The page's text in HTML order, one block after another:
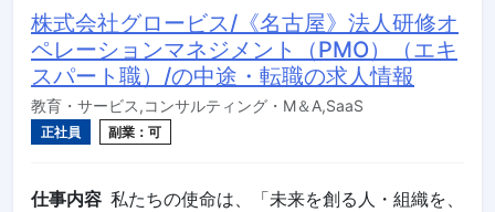
株式会社グロービス/《名古屋》法人研修オ
ペレーションマネジメント（PMO）（エキ
スパート職）/の中途・転職の求人情報
教育・サービス,コンサルティング・M＆A,SaaS
正社員 副業：可
仕事内容 私たちの使命は、「未来を創る人・組織を、